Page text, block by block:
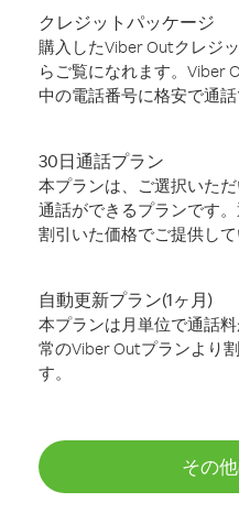
クレジットパッケージ
購入したViber Outクレジ
らご覧になれます。Viber
中の電話番号に格安で通話
30日通話プラン
本プランは、ご選択いた
通話ができるプランです
割引いた価格でご提供して
自動更新プラン(1ヶ月)
本プランは月単位で通話
常のViber Outプランより
す。
その